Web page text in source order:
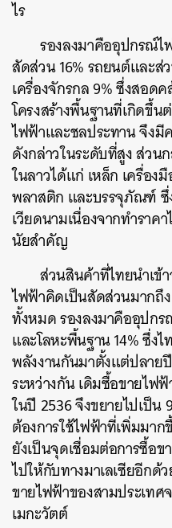
ไร
รองลงมาคืออุปกรณ์ไ
สัดส่วน 16% รถยนต์และส่
เครื่องจักรกล 9% ซึ่งสอ
โครงสร้างพื้นฐานที่เกิดขึ้น
ไฟฟ้าและชลประทาน จึงมี
ดังกล่าวในระดับที่สูง ส่ว
ในลาวได้แก่ เหล็ก เครื่อง
พลาสติก และบรรจุภัณฑ์ ซึ่
เวียดนามเนื่องจากทำราค
นัยสำคัญ
ส่วนสินค้าที่ไทยนำเข้
ไฟฟ้าคิดเป็นสัดส่วนมากถึ
ทั้งหมด รองลงมาคืออุปกร
และโลหะพื้นฐาน 14% ซึ่
พลังงานกันมาตั้งแต่ปลาย
ระหว่างกัน เดิมซื้อขายไฟ
ในปี 2536 จึงขยายไปเป็
ต้องการใช้ไฟฟ้าที่เพิ่มมา
ยังเป็นจุดเชื่อมต่อการซื้อข
ไปให้กับทางมาเลเซียอีกด้
ขายไฟฟ้าของสามประเท
เมกะวัตต์